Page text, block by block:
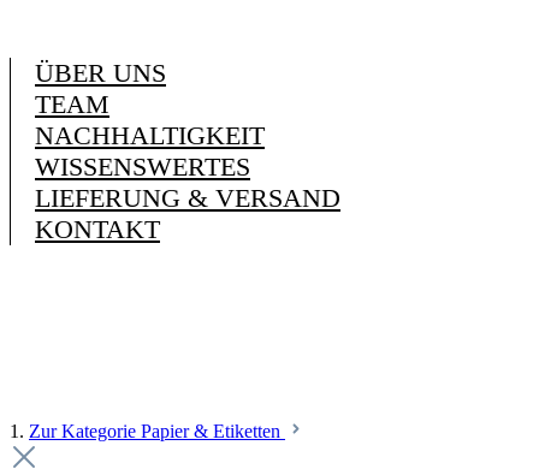
ÜBER UNS
TEAM
NACHHALTIGKEIT
WISSENSWERTES
LIEFERUNG & VERSAND
KONTAKT
1. Zur Kategorie Papier & Etiketten